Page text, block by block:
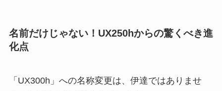
名前だけじゃない！UX250hからの驚くべき進
化点
「UX300h」への名称変更は、伊達ではありませ